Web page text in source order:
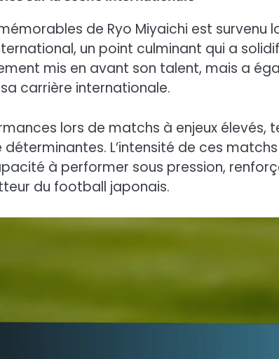
de Ryo Miyaichi est survenu
un point culminant qui a
mis en avant son talent, mais a
carrière internationale.
lors de matchs à enjeux élevés,
L’intensité de ces
à performer sous pression,
du football japonais.